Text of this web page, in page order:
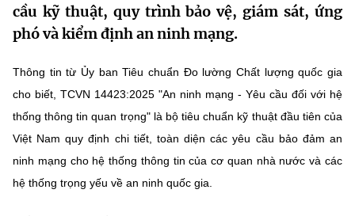
Cơ cấu tổ chức
Sở Khoa học và Công nghệ
Khoa học và Công nghệ
Chuyển đổi số
Bưu chính, Viễn thông
Sở hữu trí tuệ
Dịch vụ công
Hệ thống văn bản
Văn bản chỉ đạo điều hành
Lấy ý kiến người dân về dự thảo VBQPPL
MST IOFFICE
THỐNG KÊ
Khoa học và Công nghệ
Multimedia
THƯ ĐIỆN TỬ
cầu kỹ thuật, quy trình bảo vệ, giám sát, ứng
phó và kiểm định an ninh mạng.
Thông tin từ Ủy ban Tiêu chuẩn Đo lường Chất lượng quốc gia
cho biết, TCVN 14423:2025 "An ninh mạng - Yêu cầu đối với hệ
thống thông tin quan trọng" là bộ tiêu chuẩn kỹ thuật đầu tiên của
Việt Nam quy định chi tiết, toàn diện các yêu cầu bảo đảm an
ninh mạng cho hệ thống thông tin của cơ quan nhà nước và các
hệ thống trọng yếu về an ninh quốc gia.